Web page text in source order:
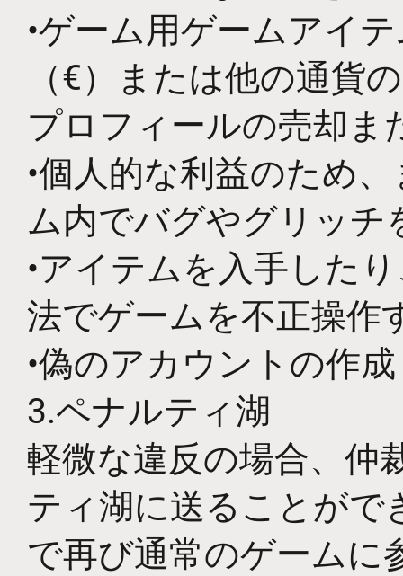
•ゲーム用ゲームアイ
（€）または他の通貨
プロフィールの売却ま
•個人的な利益のため
ム内でバグやグリッチ
•アイテムを入手した
法でゲームを不正操作
•偽のアカウントの作成
3.ペナルティ湖
軽微な違反の場合、仲
ティ湖に送ることがで
で再び通常のゲームに